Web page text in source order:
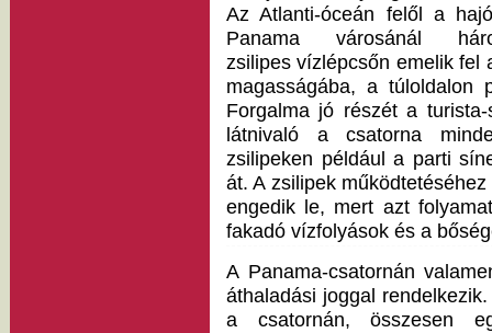
Az Atlanti-óceán felől a
Panama városánál
zsilipes vízlépcsőn emelik fel
magasságába, a túloldalon
Forgalma jó részét a
látnivaló a csatorna
zsilipeken például a parti
át. A zsilipek
engedik le, mert azt
fakadó vízfolyások és a
A Panama-csatornán
áthaladási joggal
a csatornán, összesen